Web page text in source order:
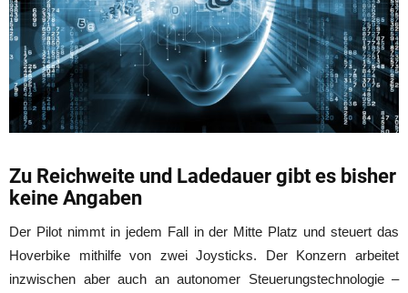
Zu Reichweite und Ladedauer gibt es bisher
keine Angaben
Der Pilot nimmt in jedem Fall in der Mitte Platz und steuert das
Hoverbike mithilfe von zwei Joysticks. Der Konzern arbeitet
inzwischen aber auch an autonomer Steuerungstechnologie –